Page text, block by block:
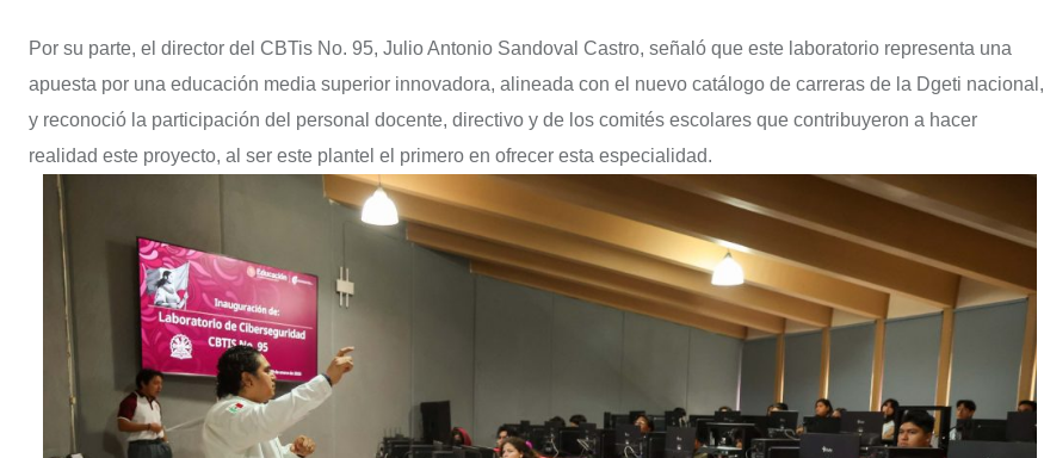
Por su parte, el director del CBTis No. 95, Julio Antonio Sandoval Castro, señaló que este laboratorio representa una
apuesta por una educación media superior innovadora, alineada con el nuevo catálogo de carreras de la Dgeti nacional,
y reconoció la participación del personal docente, directivo y de los comités escolares que contribuyeron a hacer
realidad este proyecto, al ser este plantel el primero en ofrecer esta especialidad.